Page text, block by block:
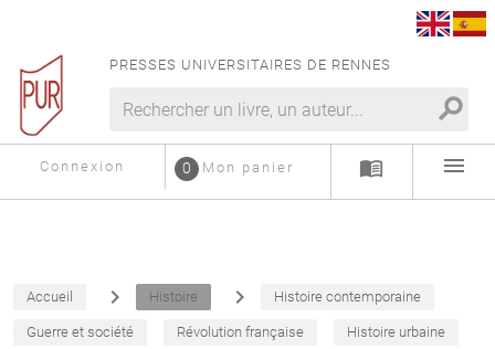
PRESSES UNIVERSITAIRES DE RENNES
search
Connexion Mon panier
0 menu_book menu
Accueil navigate_next Histoire navigate_next Histoire contemporaine
Guerre et société Révolution française Histoire urbaine